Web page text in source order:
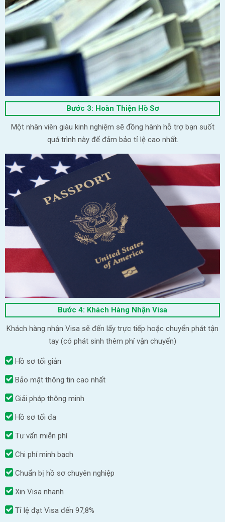
Bước 3: Hoàn Thiện Hồ Sơ
Một nhân viên giàu kinh nghiệm sẽ đồng hành hỗ trợ bạn suốt
quá trình này để đảm bảo tỉ lệ cao nhất.
Bước 4: Khách Hàng Nhận Visa
Khách hàng nhận Visa sẽ đến lấy trực tiếp hoặc chuyển phát tận
tay (có phát sinh thêm phí vận chuyển)
Hồ sơ tối giản
Bảo mật thông tin cao nhất
Giải pháp thông minh
Hồ sơ tối đa
Tư vấn miễn phí
Chi phí minh bạch
Chuẩn bị hồ sơ chuyên nghiệp
Xin Visa nhanh
Tỉ lệ đạt Visa đến 97,8%